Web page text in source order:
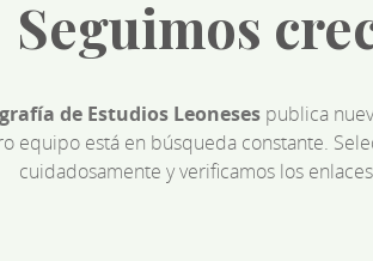
Seguimos
de Estudios Leonesespublica
equipo está en búsqueda constante.
cuidadosamente y verificamos los